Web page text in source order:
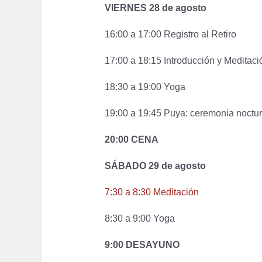
VIERNES 28 de agosto
16:00 a 17:00 Registro al Retiro
17:00 a 18:15 Introducción y
18:30 a 19:00 Yoga
19:00 a 19:45 Puya: ceremonia
20:00 CENA
SÁBADO 29 de agosto
7:30 a 8:30 Meditación
8:30 a 9:00 Yoga
9:00 DESAYUNO